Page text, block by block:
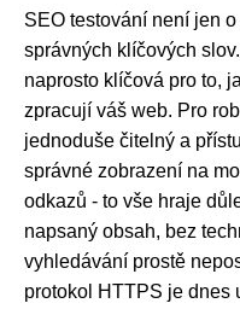
SEO testování není jen
správných klíčových
naprosto klíčová pro to,
zpracují váš web. Pro
jednoduše čitelný a
správné zobrazení na
odkazů - to vše hraje
napsaný obsah, bez
vyhledávání prostě
protokol HTTPS je dnes